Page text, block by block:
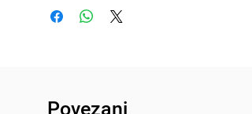
d.o.o.
Povezani